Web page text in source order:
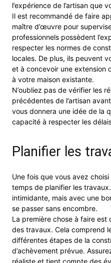
l’expérience de l’artisan que
Il est recommandé de faire
maître d’œuvre pour
professionnels possèdent
respecter les normes de
locales. De plus, ils peuvent
et à concevoir une extension
à votre maison existante.
N’oubliez pas de vérifier les
précédentes de l’artisan
vous donnera une idée de la
capacité à respecter les
Planifier les
Une fois que vous avez
temps de planifier les
intimidante, mais avec une
se passer sans encombre.
La première chose à faire est
des travaux. Cela comprend
différentes étapes de la
d’achèvement prévue.